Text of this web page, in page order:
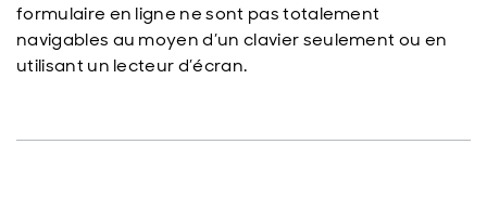
formulaire en ligne ne sont pas totalement
navigables au moyen d’un clavier seulement ou en
utilisant un lecteur d’écran.